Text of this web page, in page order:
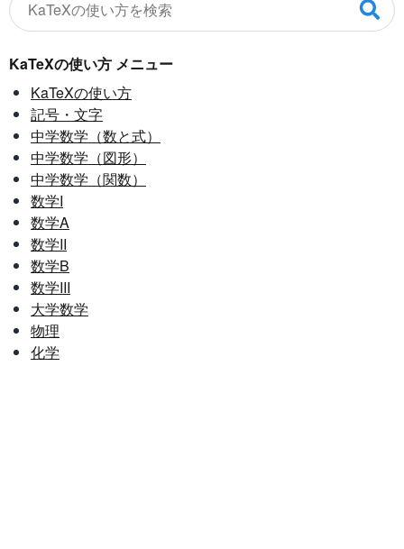
KaTeXの使い方 メニュー
KaTeXの使い方
記号・文字
中学数学（数と式）
中学数学（図形）
中学数学（関数）
数学I
数学A
数学II
数学B
数学III
大学数学
物理
化学